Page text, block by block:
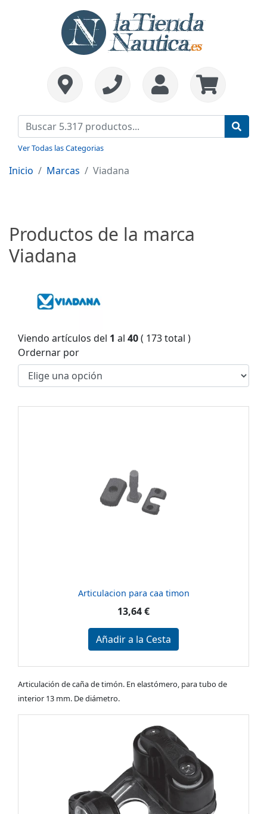
Ver Todas las Categorias
Inicio Marcas Viadana
Productos de la marca
Viadana
Viendo artículos del 1 al 40( 173 total )
Ordernar por
Articulacion para caa timon
13,64 €
Añadir a la Cesta
Articulación de caña de timón. En elastómero, para tubo de
interior 13 mm. De diámetro.